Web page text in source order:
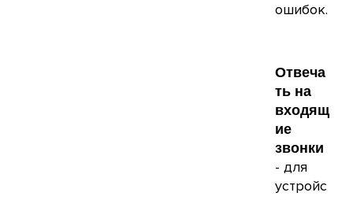
ошибок.
Отвеча
ть на
входящ
ие
звонки
- для
устройс